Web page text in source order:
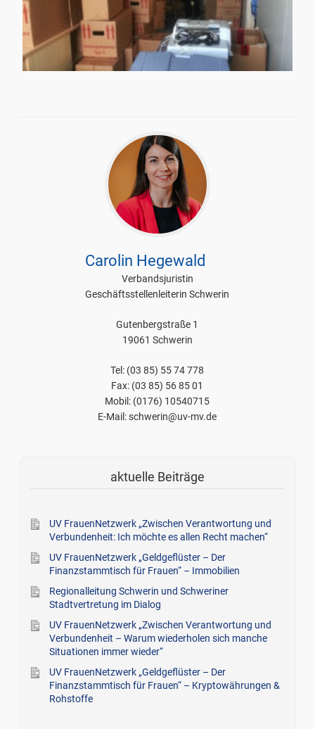
02 scaled 1
Carolin Hegewald
Verbandsjuristin
Geschäftsstellenleiterin Schwerin
Gutenbergstraße 1
19061 Schwerin
Tel: (03 85) 55 74 778
Fax: (03 85) 56 85 01
Mobil: (0176) 10540715
E-Mail: schwerin@uv-mv.de
aktuelle Beiträge
UV FrauenNetzwerk „Zwischen Verantwortung und
Verbundenheit: Ich möchte es allen Recht machen“
UV FrauenNetzwerk „Geldgeflüster – Der
Finanzstammtisch für Frauen“ – Immobilien
Regionalleitung Schwerin und Schweriner
Stadtvertretung im Dialog
UV FrauenNetzwerk „Zwischen Verantwortung und
Verbundenheit – Warum wiederholen sich manche
Situationen immer wieder“
UV FrauenNetzwerk „Geldgeflüster – Der
Finanzstammtisch für Frauen“ – Kryptowährungen &
Rohstoffe